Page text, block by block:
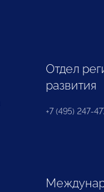
Отдел
развития
+7 (495) 247-